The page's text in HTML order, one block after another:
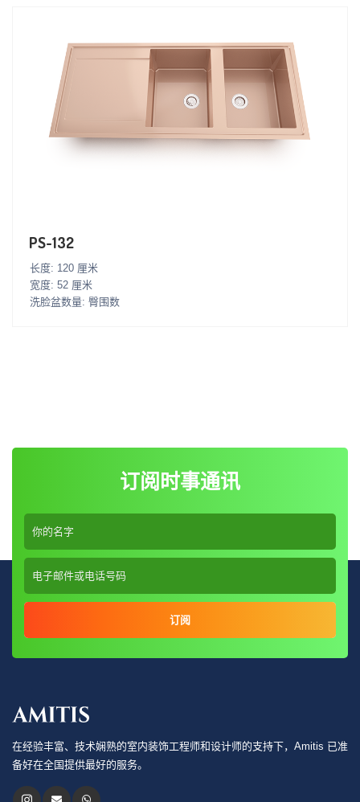
PS-132
长度: 120 厘米
宽度: 52 厘米
洗脸盆数量: 臀围数
订阅时事通讯
订阅
在经验丰富、技术娴熟的室内装饰工程师和设计师的支持下，Amitis 已准
备好在全国提供最好的服务。